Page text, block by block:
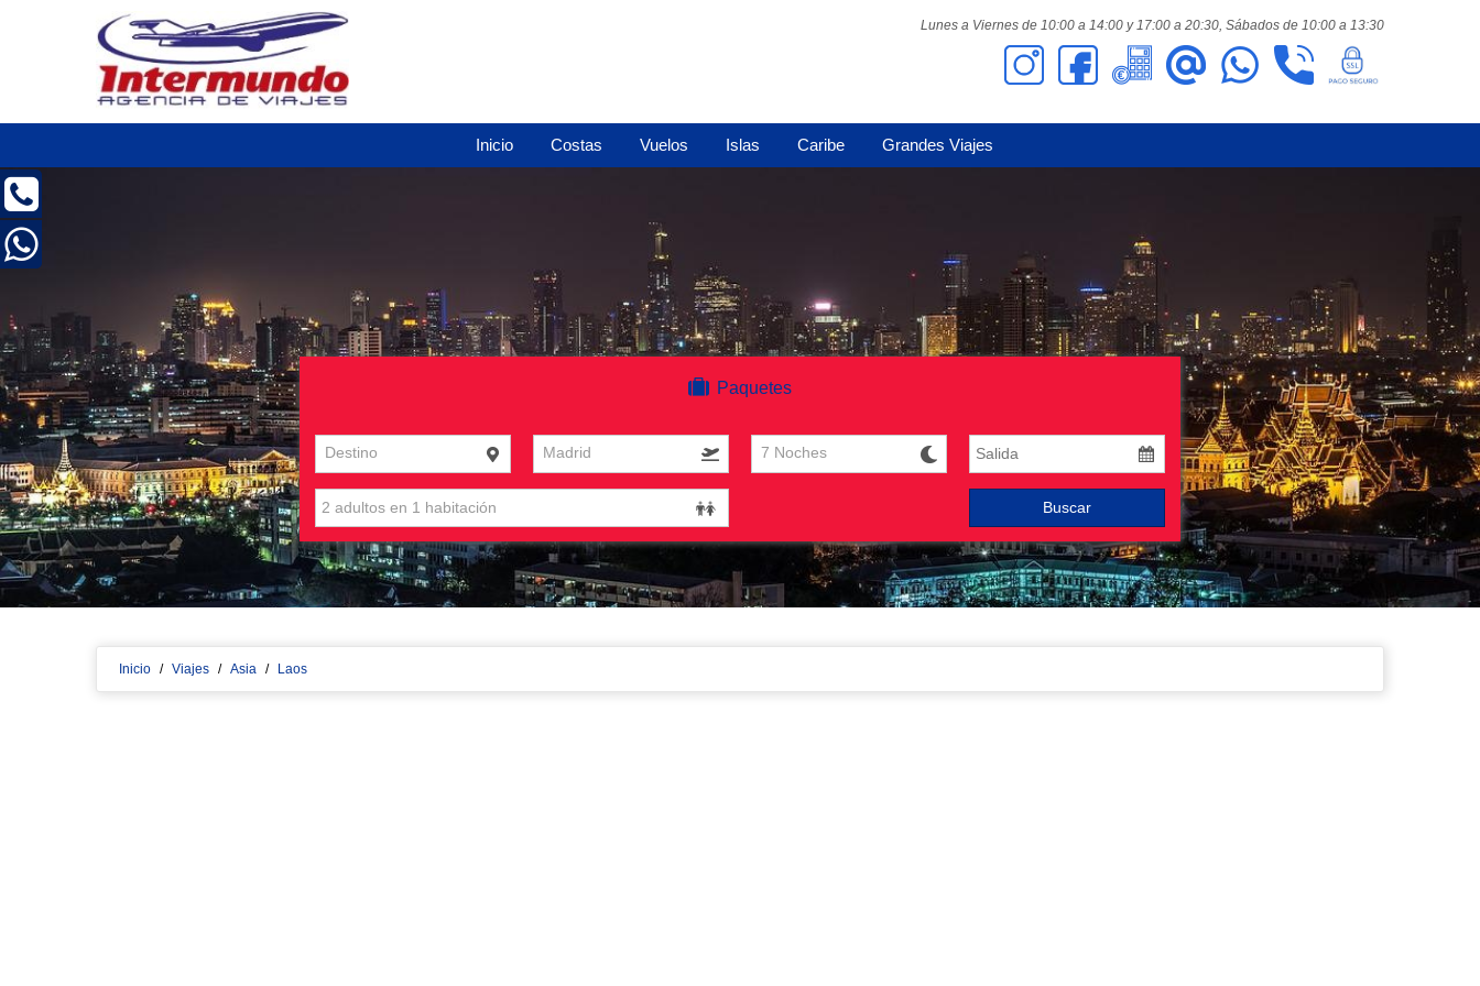
Lunes a Viernes de 10:00 a 14:00 y 17:00 a 20:30, Sábados de 10:00 a 13:30
Inicio Costas Vuelos Islas Caribe Grandes Viajes
Paquetes
Destino Madrid 7 Noches
Buscar
Inicio / Viajes / Asia / Laos